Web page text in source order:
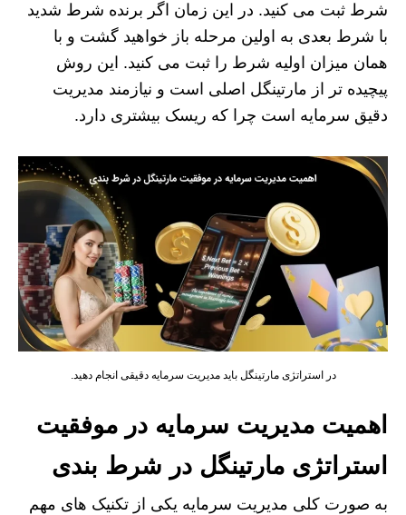
شرط ثبت می کنید. در این زمان اگر برنده شرط شدید
با شرط بعدی به اولین مرحله باز خواهید گشت و با
همان میزان اولیه شرط را ثبت می کنید. این روش
پیچیده تر از مارتینگل اصلی است و نیازمند مدیریت
دقیق سرمایه است چرا که ریسک بیشتری دارد.
در استراتژی مارتینگل باید مدیریت سرمایه دقیقی انجام دهید.
اهمیت مدیریت سرمایه در موفقیت
استراتژی مارتینگل در شرط بندی
به صورت کلی مدیریت سرمایه یکی از تکنیک های مهم